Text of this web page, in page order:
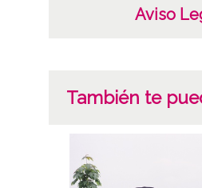
Aviso
También te